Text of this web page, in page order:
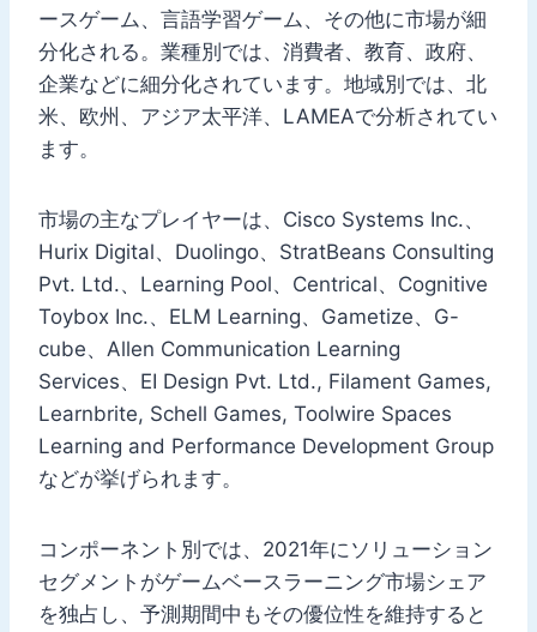
ースゲーム、言語学習ゲーム、その他に市場が細
分化される。業種別では、消費者、教育、政府、
企業などに細分化されています。地域別では、北
米、欧州、アジア太平洋、LAMEAで分析されてい
ます。
市場の主なプレイヤーは、Cisco Systems Inc.、
Hurix Digital、Duolingo、StratBeans Consulting
Pvt. Ltd.、Learning Pool、Centrical、Cognitive
Toybox Inc.、ELM Learning、Gametize、G-
cube、Allen Communication Learning
Services、EI Design Pvt. Ltd., Filament Games,
Learnbrite, Schell Games, Toolwire Spaces
Learning and Performance Development Group
などが挙げられます。
コンポーネント別では、2021年にソリューション
セグメントがゲームベースラーニング市場シェア
を独占し、予測期間中もその優位性を維持すると